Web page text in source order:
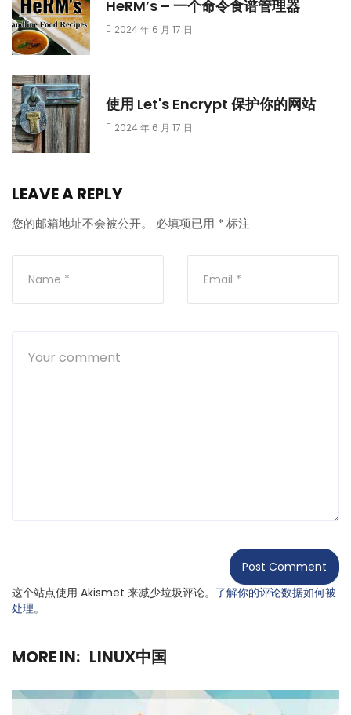
HeRM’s – 一个命令食谱管理器
2024 年 6 月 17 日
使用 Let's Encrypt 保护你的网站
2024 年 6 月 17 日
LEAVE A REPLY
您的邮箱地址不会被公开。 必填项已用 * 标注
这个站点使用 Akismet 来减少垃圾评论。 了解你的评论数据如何被
处理。
MORE IN: LINUX中国